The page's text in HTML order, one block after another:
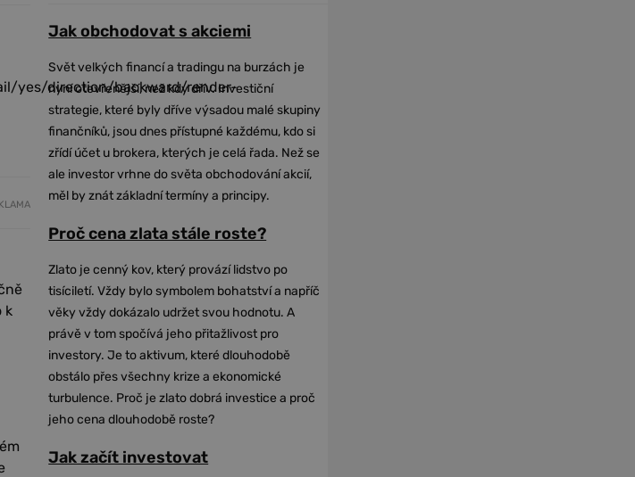
yes/direction/backward/render-
k
Jak obchodovat s akciemi
Svět velkých financí a tradingu na burzách je
nyní otevřenější, než kdy dřív. Investiční
strategie, které byly dříve výsadou malé skupiny
finančníků, jsou dnes přístupné každému, kdo si
zřídí účet u brokera, kterých je celá řada. Než se
ale investor vrhne do světa obchodování akcií,
měl by znát základní termíny a principy.
Proč cena zlata stále roste?
Zlato je cenný kov, který provází lidstvo po
tisíciletí. Vždy bylo symbolem bohatství a napříč
věky vždy dokázalo udržet svou hodnotu. A
právě v tom spočívá jeho přitažlivost pro
investory. Je to aktivum, které dlouhodobě
obstálo přes všechny krize a ekonomické
turbulence. Proč je zlato dobrá investice a proč
jeho cena dlouhodobě roste?
Jak začít investovat